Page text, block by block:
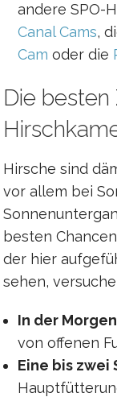
andere SPO-
Canal Cams,
Cam oder die
Die
Hirsche sind
vor allem bei
besten
der hier
sehen,
In der
von offenen
Eine bis zwei